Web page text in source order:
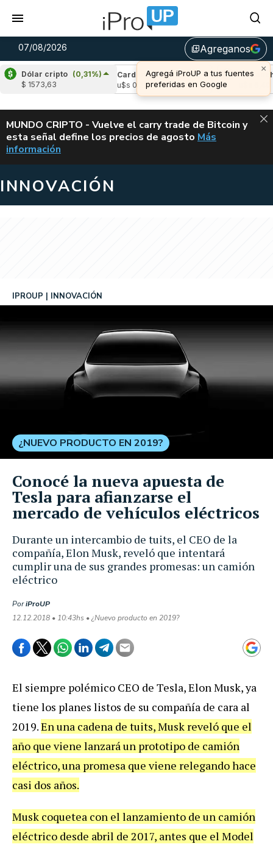
07/08/2026 library_addAgreganos
×
Agregá iProUP a tus fuentes
preferidas en Google
Dólar cripto (0,31%)
$ 1573,63
(-2,54%)
Cardano
(5,31%)
u$s 0,20
Avalanche
ALERTA
MUNDO CRIPTO - Vuelve el carry trade de Bitcoin y
esta señal define los precios de agosto VUELVE EL
Más
información
INNOVACIÓN
Durante un intercambio de tuits, el CEO de la
compañía, Elon Musk, reveló que intentará
cumplir una de sus grandes promesas: un camión
eléctrico
IPROUP INNOVACIÓN
PoriProUP
12.12.2018 • 10:43hs • ¿Nuevo producto en 2019?
¿NUEVO PRODUCTO EN 2019?
Conocé la nueva apuesta de
Tesla para afianzarse el
mercado de vehículos eléctricos
El siempre polémico CEO de Tesla, Elon Musk, ya
tiene los planes listos de su compañía de cara al
2019.En una cadena de tuits, Musk reveló que el
año que viene lanzará un prototipo de camión
eléctrico, una promesa que viene relegando hace
casi dos años.
Musk coquetea con el lanzamiento de un camión
eléctrico desde abril de 2017, antes que el Model